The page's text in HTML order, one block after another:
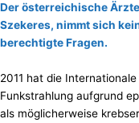
Derösterreichische
Szekeres, nimmt sich
berechtigte Fragen.
2011 hat die
Funkstrahlung aufgrund
als möglicherweise